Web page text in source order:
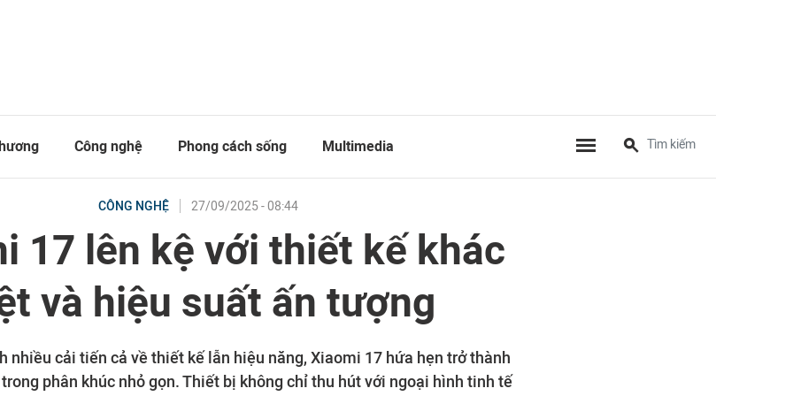
Công nghệ Phong cách sống Multimedia
CÔNG NGHỆ 27/09/2025 - 08:44
17 lên kệ với thiết kế khác
và hiệu suất ấn tượng
nhiều cải tiến cả về thiết kế lẫn hiệu năng, Xiaomi 17 hứa hẹn trở thành
phân khúc nhỏ gọn. Thiết bị không chỉ thu hút với ngoại hình tinh tế